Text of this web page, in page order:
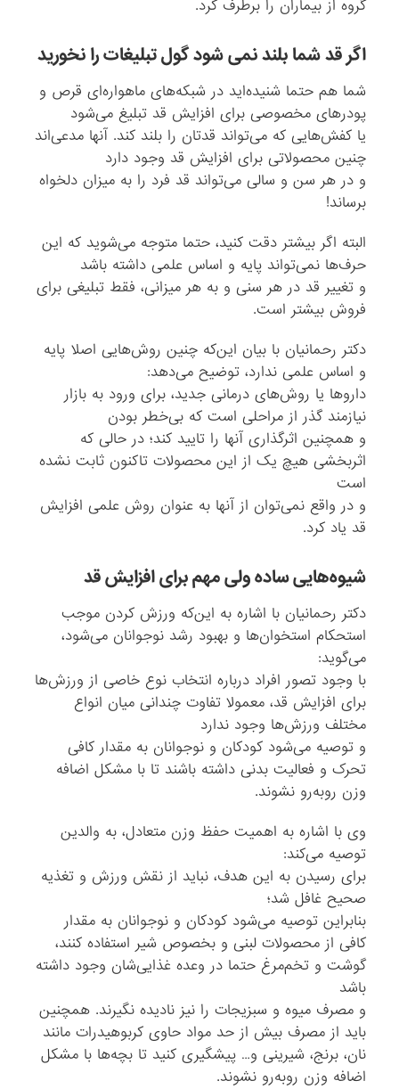
گروه از بیماران را برطرف کرد.
اگر قد شما بلند نمی شود گول تبلیغات را نخورید
شما هم حتما شنیده‌اید در شبکه‌های ماهواره‌ای قرص و
پودرهای مخصوصی برای افزایش قد تبلیغ می‌شود
یا کفش‌هایی که می‌تواند قدتان را بلند کند. آنها مدعی‌اند
چنین محصولاتی برای افزایش قد وجود دارد
و در هر سن و سالی می‌تواند قد فرد را به میزان دلخواه
برساند!
البته اگر بیشتر دقت کنید، حتما متوجه می‌شوید که این
حرف‌ها نمی‌تواند پایه و اساس علمی داشته باشد
و تغییر قد در هر سنی و به هر میزانی، فقط تبلیغی برای
فروش بیشتر است.
دکتر رحمانیان با بیان این‌که چنین روش‌هایی اصلا پایه
و اساس علمی ندارد، توضیح می‌دهد:
داروها یا روش‌های درمانی جدید، برای ورود به بازار
نیازمند گذر از مراحلی است که بی‌خطر بودن
و همچنین اثرگذاری آنها را تایید کند؛ در حالی که
اثربخشی هیچ یک از این محصولات تاکنون ثابت نشده
است
و در واقع نمی‌توان از آنها به عنوان روش علمی افزایش
قد یاد کرد.
شیوه‌هایی ساده ولی مهم برای افزایش قد
دکتر رحمانیان با اشاره به این‌که ورزش کردن موجب
استحکام استخوان‌ها و بهبود رشد نوجوانان می‌شود،
می‌گوید:
با وجود تصور افراد درباره انتخاب نوع خاصی از ورزش‌ها
برای افزایش قد، معمولا تفاوت چندانی میان انواع
مختلف ورزش‌ها وجود ندارد
و توصیه می‌شود کودکان و نوجوانان به مقدار کافی
تحرک و فعالیت بدنی داشته باشند تا با مشکل اضافه
وزن روبه‌رو نشوند.
وی با اشاره به اهمیت حفظ وزن متعادل، به والدین
توصیه می‌کند:
برای رسیدن به این هدف، نباید از نقش ورزش و تغذیه
صحیح غافل شد؛
بنابراین توصیه می‌شود کودکان و نوجوانان به مقدار
کافی از محصولات لبنی و بخصوص شیر استفاده کنند،
گوشت و تخم‌مرغ حتما در وعده‌ غذایی‌شان وجود داشته
باشد
و مصرف میوه و سبزیجات را نیز نادیده نگیرند. همچنین
باید از مصرف بیش از حد مواد حاوی کربوهیدرات مانند
نان، برنج، شیرینی و… پیشگیری کنید تا بچه‌ها با مشکل
اضافه وزن روبه‌رو نشوند.